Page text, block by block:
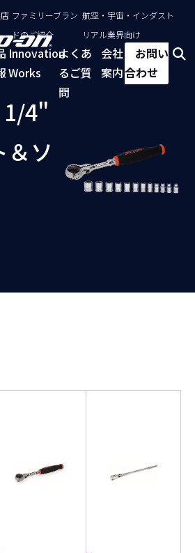
ファミリーブラン
ドのご紹介
航空・宇宙・インダスト
リアル業界向け
Innovation
Works
よくあ
るご質
問
会社
案内
お問い
合わせ
1/4"
＆ソ